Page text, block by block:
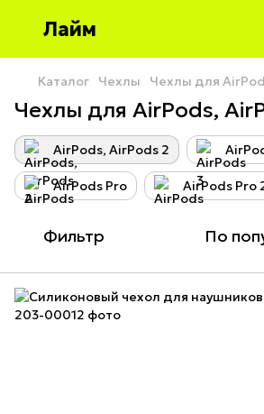
Лайм
Каталог Чехлы Чехлы для
Чехлы для AirPods,
AirPods, AirPods 2
AirPods Pro AirPods Pro
Фильтр По